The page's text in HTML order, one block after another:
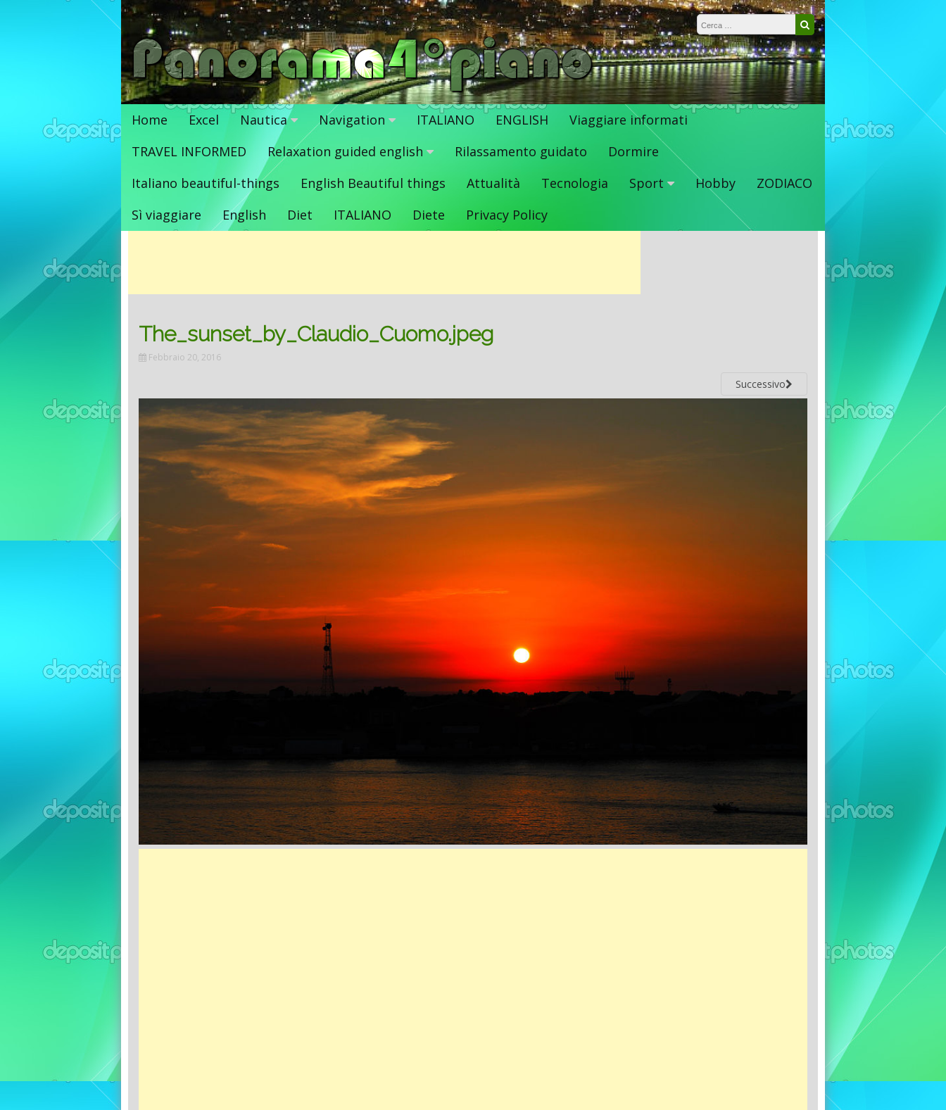
Vai
contenuto
Ricerca per:
Cerca
Home Excel Nautica Navigation ITALIANO ENGLISH
Viaggiare informati
TRAVEL INFORMED
Relaxation guided english Rilassamento guidato
Dormire
Italiano beautiful-things
English Beautiful things Attualità Tecnologia Sport Hobby
ZODIACO
Sì viaggiare
English Diet ITALIANO Diete Privacy Policy
The_sunset_by_Claudio_Cuomo.jpeg
Febbraio 20, 2016
Successivo